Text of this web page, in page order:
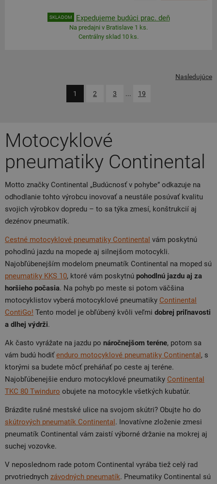
SKLADOM Expedujeme budúci prac. deň
Na predajni v Bratislave 1 ks.
Centrálny sklad 10 ks.
1 2 3 ... 19
Nasledujúce
Motocyklové
pneumatiky Continental
Motto značky Continental „Budúcnosť v pohybe” odkazuje na
odhodlanie tohto výrobcu inovovať a neustále posúvať kvalitu
svojich výrobkov dopredu – to sa týka zmesí, konštrukcií aj
dezénov pneumatík.
Cestné motocyklové pneumatiky Continental vám poskytnú
pohodlnú jazdu na mopede aj silnejšom motocykli.
Najobľúbenejším modelom pneumatík Continental na moped sú
pneumatiky KKS 10, ktoré vám poskytnú pohodlnú jazdu aj za
horšieho počasia. Na pohyb po meste si potom väčšina
motocyklistov vyberá motocyklové pneumatiky Continental
ContiGo! Tento model je obľúbený kvôli veľmi dobrej priľnavosti
a dlhej výdrži.
Ak často vyrážate na jazdu po náročnejšom teréne, potom sa
vám budú hodiťenduro motocyklové pneumatiky Continental, s
ktorými sa budete môcť preháňať po ceste aj teréne.
Najobľúbenejšie enduro motocyklové pneumatiky Continental
TKC 80 Twinduro obujete na motocykle všetkých kubatúr.
Brázdite rušné mestské ulice na svojom skútri? Obujte ho do
skútrových pneumatík Continental. Inovatívne zloženie zmesi
pneumatík Continental vám zaistí výborné držanie na mokrej aj
suchej vozovke.
V neposlednom rade potom Continental vyrába tiež celý rad
prvotriednych závodných pneumatík. Pneumatiky Continental sú